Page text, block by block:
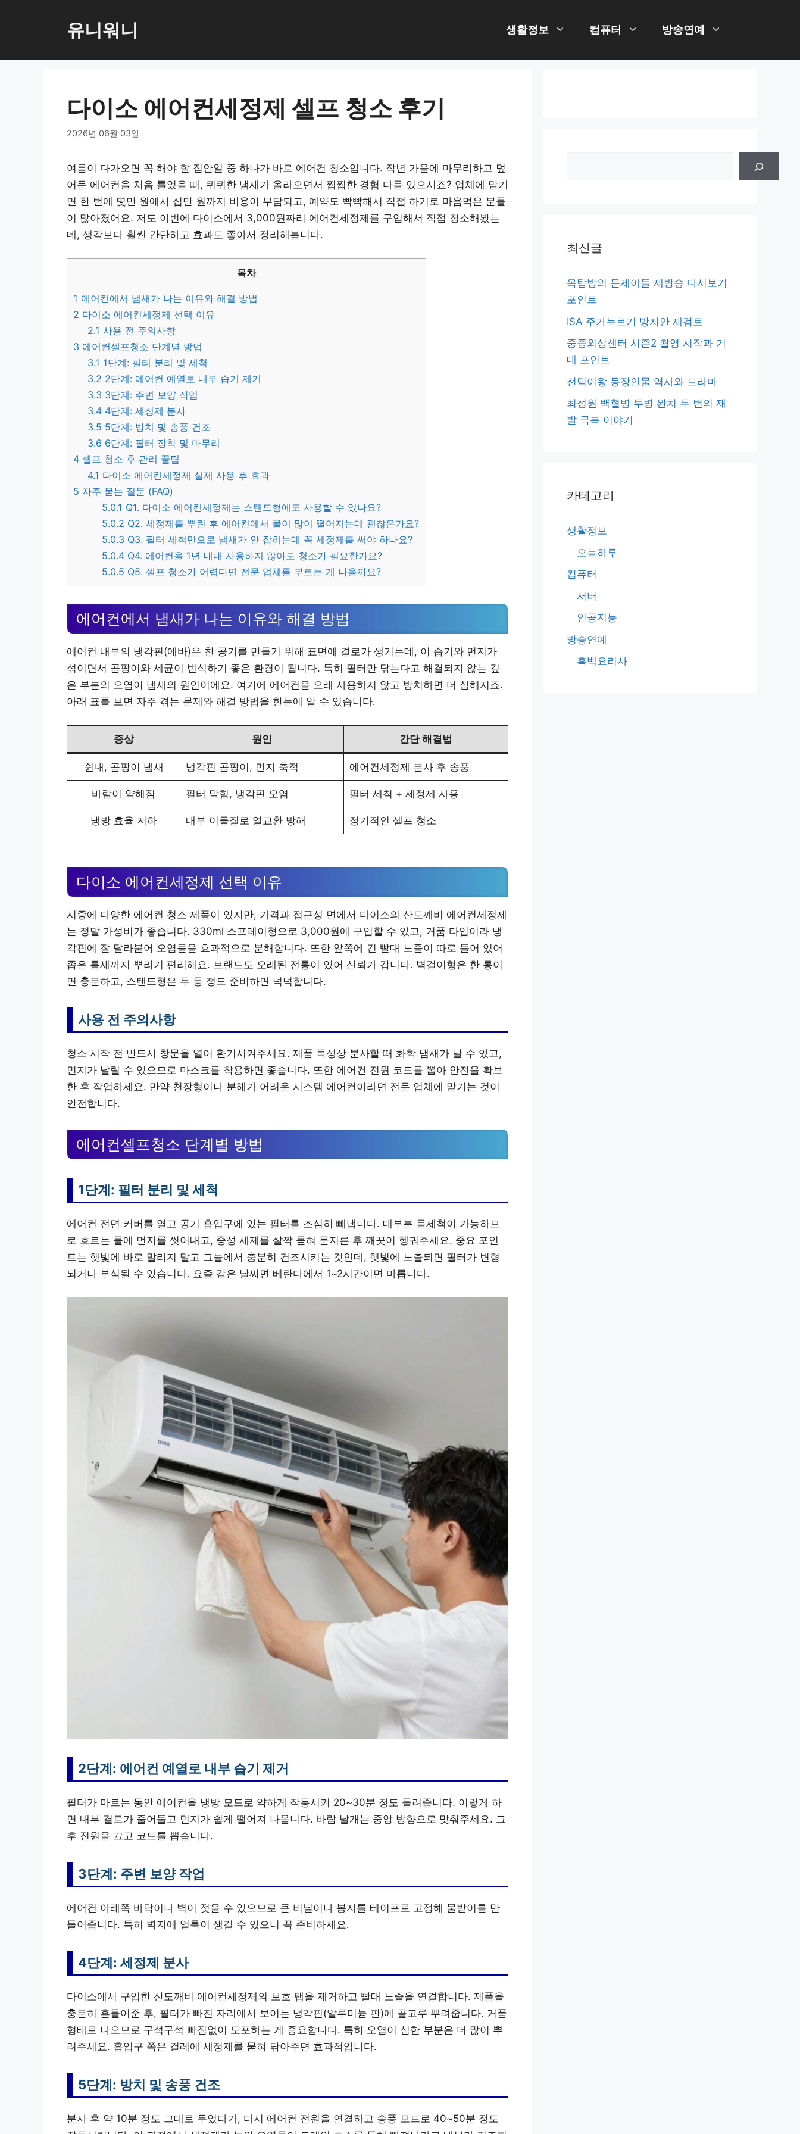
로
유니워니 생활정보 컴퓨터 방송연예
다이소 에어컨세정제 셀프 청소 후기
2026년 06월 03일
여름이 다가오면 꼭 해야 할 집안일 중 하나가 바로 에어컨 청소입니다. 작년 가을에 마무리하고 덮
어둔 에어컨을 처음 틀었을 때, 퀴퀴한 냄새가 올라오면서 찝찝한 경험 다들 있으시죠? 업체에 맡기
면 한 번에 몇만 원에서 십만 원까지 비용이 부담되고, 예약도 빡빡해서 직접 하기로 마음먹은 분들
이 많아졌어요. 저도 이번에 다이소에서 3,000원짜리 에어컨세정제를 구입해서 직접 청소해봤는
데, 생각보다 훨씬 간단하고 효과도 좋아서 정리해봅니다.
목차
1 에어컨에서 냄새가 나는 이유와 해결 방법
2 다이소 에어컨세정제 선택 이유
2.1 사용 전 주의사항
3 에어컨셀프청소 단계별 방법
3.1 1단계: 필터 분리 및 세척
3.2 2단계: 에어컨 예열로 내부 습기 제거
3.3 3단계: 주변 보양 작업
3.4 4단계: 세정제 분사
3.5 5단계: 방치 및 송풍 건조
3.6 6단계: 필터 장착 및 마무리
4 셀프 청소 후 관리 꿀팁
4.1 다이소 에어컨세정제 실제 사용 후 효과
5 자주 묻는 질문 (FAQ)
5.0.1 Q1. 다이소 에어컨세정제는 스탠드형에도 사용할 수 있나요?
5.0.2 Q2. 세정제를 뿌린 후 에어컨에서 물이 많이 떨어지는데 괜찮은가요?
5.0.3 Q3. 필터 세척만으로 냄새가 안 잡히는데 꼭 세정제를 써야 하나요?
5.0.4 Q4. 에어컨을 1년 내내 사용하지 않아도 청소가 필요한가요?
5.0.5 Q5. 셀프 청소가 어렵다면 전문 업체를 부르는 게 나을까요?
에어컨에서 냄새가 나는 이유와 해결 방법
에어컨 내부의 냉각핀(에바)은 찬 공기를 만들기 위해 표면에 결로가 생기는데, 이 습기와 먼지가
섞이면서 곰팡이와 세균이 번식하기 좋은 환경이 됩니다. 특히 필터만 닦는다고 해결되지 않는 깊
은 부분의 오염이 냄새의 원인이에요. 여기에 에어컨을 오래 사용하지 않고 방치하면 더 심해지죠.
아래 표를 보면 자주 겪는 문제와 해결 방법을 한눈에 알 수 있습니다.
증상 원인 간단 해결법
쉰내, 곰팡이 냄새 냉각핀 곰팡이, 먼지 축적 에어컨세정제 분사 후 송풍
바람이 약해짐 필터 막힘, 냉각핀 오염 필터 세척 + 세정제 사용
냉방 효율 저하 내부 이물질로 열교환 방해 정기적인 셀프 청소
다이소 에어컨세정제 선택 이유
시중에 다양한 에어컨 청소 제품이 있지만, 가격과 접근성 면에서 다이소의 산도깨비 에어컨세정제
는 정말 가성비가 좋습니다. 330ml 스프레이형으로 3,000원에 구입할 수 있고, 거품 타입이라 냉
각핀에 잘 달라붙어 오염물을 효과적으로 분해합니다. 또한 앞쪽에 긴 빨대 노즐이 따로 들어 있어
좁은 틈새까지 뿌리기 편리해요. 브랜드도 오래된 전통이 있어 신뢰가 갑니다. 벽걸이형은 한 통이
면 충분하고, 스탠드형은 두 통 정도 준비하면 넉넉합니다.
사용 전 주의사항
청소 시작 전 반드시 창문을 열어 환기시켜주세요. 제품 특성상 분사할 때 화학 냄새가 날 수 있고,
먼지가 날릴 수 있으므로 마스크를 착용하면 좋습니다. 또한 에어컨 전원 코드를 뽑아 안전을 확보
한 후 작업하세요. 만약 천장형이나 분해가 어려운 시스템 에어컨이라면 전문 업체에 맡기는 것이
안전합니다.
에어컨셀프청소 단계별 방법
1단계: 필터 분리 및 세척
에어컨 전면 커버를 열고 공기 흡입구에 있는 필터를 조심히 빼냅니다. 대부분 물세척이 가능하므
로 흐르는 물에 먼지를 씻어내고, 중성 세제를 살짝 묻혀 문지른 후 깨끗이 헹궈주세요. 중요 포인
트는 햇빛에 바로 말리지 말고 그늘에서 충분히 건조시키는 것인데, 햇빛에 노출되면 필터가 변형
되거나 부식될 수 있습니다. 요즘 같은 날씨면 베란다에서 1~2시간이면 마릅니다.
2단계: 에어컨 예열로 내부 습기 제거
필터가 마르는 동안 에어컨을 냉방 모드로 약하게 작동시켜 20~30분 정도 돌려줍니다. 이렇게 하
면 내부 결로가 줄어들고 먼지가 쉽게 떨어져 나옵니다. 바람 날개는 중앙 방향으로 맞춰주세요. 그
후 전원을 끄고 코드를 뽑습니다.
3단계: 주변 보양 작업
에어컨 아래쪽 바닥이나 벽이 젖을 수 있으므로 큰 비닐이나 봉지를 테이프로 고정해 물받이를 만
들어줍니다. 특히 벽지에 얼룩이 생길 수 있으니 꼭 준비하세요.
4단계: 세정제 분사
다이소에서 구입한 산도깨비 에어컨세정제의 보호 탭을 제거하고 빨대 노즐을 연결합니다. 제품을
충분히 흔들어준 후, 필터가 빠진 자리에서 보이는 냉각핀(알루미늄 판)에 골고루 뿌려줍니다. 거품
형태로 나오므로 구석구석 빠짐없이 도포하는 게 중요합니다. 특히 오염이 심한 부분은 더 많이 뿌
려주세요. 흡입구 쪽은 걸레에 세정제를 묻혀 닦아주면 효과적입니다.
5단계: 방치 및 송풍 건조
분사 후 약 10분 정도 그대로 두었다가, 다시 에어컨 전원을 연결하고 송풍 모드로 40~50분 정도
최신글
옥탑방의 문제아들 재방송 다시보기
포인트
ISA 주가누르기 방지안 재검토
중증외상센터 시즌2 촬영 시작과 기
대 포인트
선덕여왕 등장인물 역사와 드라마
최성원 백혈병 투병 완치 두 번의 재
발 극복 이야기
카테고리
생활정보
오늘하루
컴퓨터
서버
인공지능
방송연예
흑백요리사